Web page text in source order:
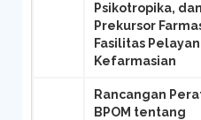
Psikotropika, dan
Prekursor
Fasilitas
Kefarmasian
Rancangan
BPOM tentang